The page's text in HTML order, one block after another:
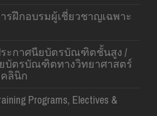
รฝึกอบรมผู้เชี่ยวชาญเฉพาะ
ะกาศนียบัตรบัณฑิตชั้นสูง /
บัตรบัณฑิตทางวิทยาศาสตร์
ลินิก
Programs, Electives &